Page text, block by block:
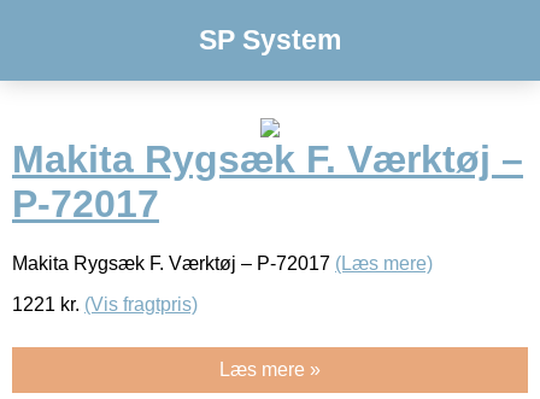
SP System
Makita Rygsæk F. Værktøj –
P-72017
Makita Rygsæk F. Værktøj – P-72017 (Læs mere)
1221 kr. (Vis fragtpris)
Læs mere »